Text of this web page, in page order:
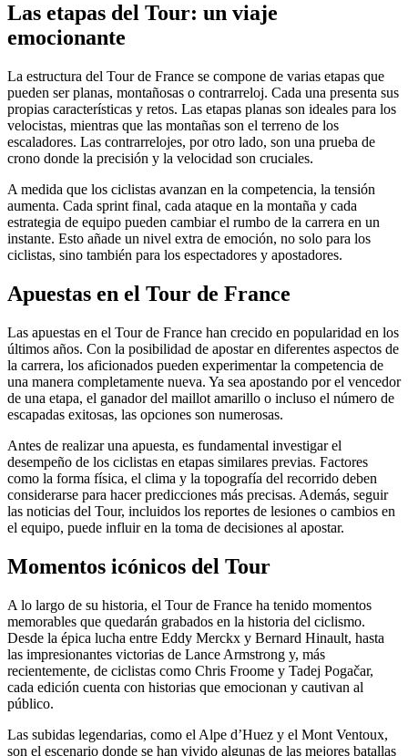
Las etapas del Tour: un viaje
emocionante
La estructura del Tour de France se compone de varias etapas que
pueden ser planas, montañosas o contrarreloj. Cada una presenta sus
propias características y retos. Las etapas planas son ideales para los
velocistas, mientras que las montañas son el terreno de los
escaladores. Las contrarrelojes, por otro lado, son una prueba de
crono donde la precisión y la velocidad son cruciales.
A medida que los ciclistas avanzan en la competencia, la tensión
aumenta. Cada sprint final, cada ataque en la montaña y cada
estrategia de equipo pueden cambiar el rumbo de la carrera en un
instante. Esto añade un nivel extra de emoción, no solo para los
ciclistas, sino también para los espectadores y apostadores.
Apuestas en el Tour de France
Las apuestas en el Tour de France han crecido en popularidad en los
últimos años. Con la posibilidad de apostar en diferentes aspectos de
la carrera, los aficionados pueden experimentar la competencia de
una manera completamente nueva. Ya sea apostando por el vencedor
de una etapa, el ganador del maillot amarillo o incluso el número de
escapadas exitosas, las opciones son numerosas.
Antes de realizar una apuesta, es fundamental investigar el
desempeño de los ciclistas en etapas similares previas. Factores
como la forma física, el clima y la topografía del recorrido deben
considerarse para hacer predicciones más precisas. Además, seguir
las noticias del Tour, incluidos los reportes de lesiones o cambios en
el equipo, puede influir en la toma de decisiones al apostar.
Momentos icónicos del Tour
A lo largo de su historia, el Tour de France ha tenido momentos
memorables que quedarán grabados en la historia del ciclismo.
Desde la épica lucha entre Eddy Merckx y Bernard Hinault, hasta
las impresionantes victorias de Lance Armstrong y, más
recientemente, de ciclistas como Chris Froome y Tadej Pogačar,
cada edición cuenta con historias que emocionan y cautivan al
público.
Las subidas legendarias, como el Alpe d’Huez y el Mont Ventoux,
son el escenario donde se han vivido algunas de las mejores batallas